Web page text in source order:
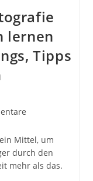
lernen
Tipps
Mittel, um
durch den
mehr als das.